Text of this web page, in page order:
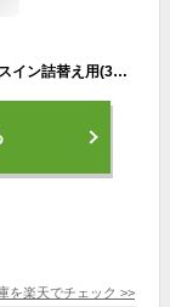
サンスター トニック 爽快頭皮ケアシャンプー リンスイン詰替え用(340ml)【サンスタートニック】[シャンプー メンズシャンプー 詰め替え メンズ 男性]
を楽天でチェック >>